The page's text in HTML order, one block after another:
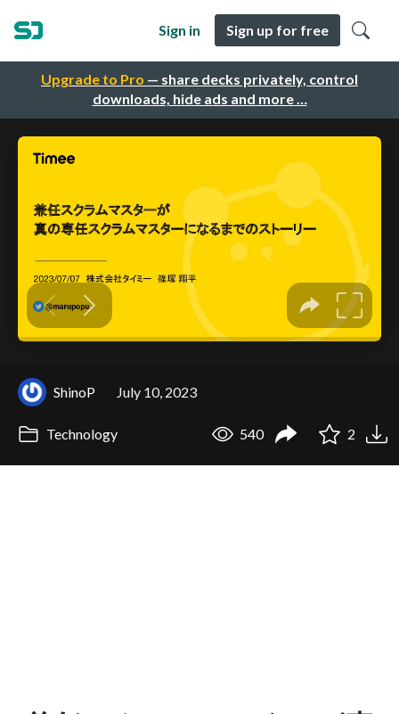
Upgrade to Pro — share decks privately, control
downloads, hide ads and more …
Sign in Sign up for free
ShinoP July 10, 2023
Technology 540 2